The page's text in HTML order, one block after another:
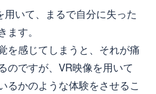
いて、まるで自分に失った
す。
を感じてしまうと、それが痛
のですが、VR映像を用いて
るかのような体験をさせるこ